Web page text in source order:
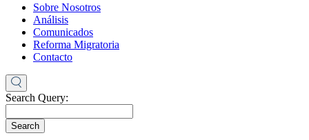
Sobre Nosotros
Análisis
Comunicados
Reforma Migratoria
Contacto
Search Query:
Search